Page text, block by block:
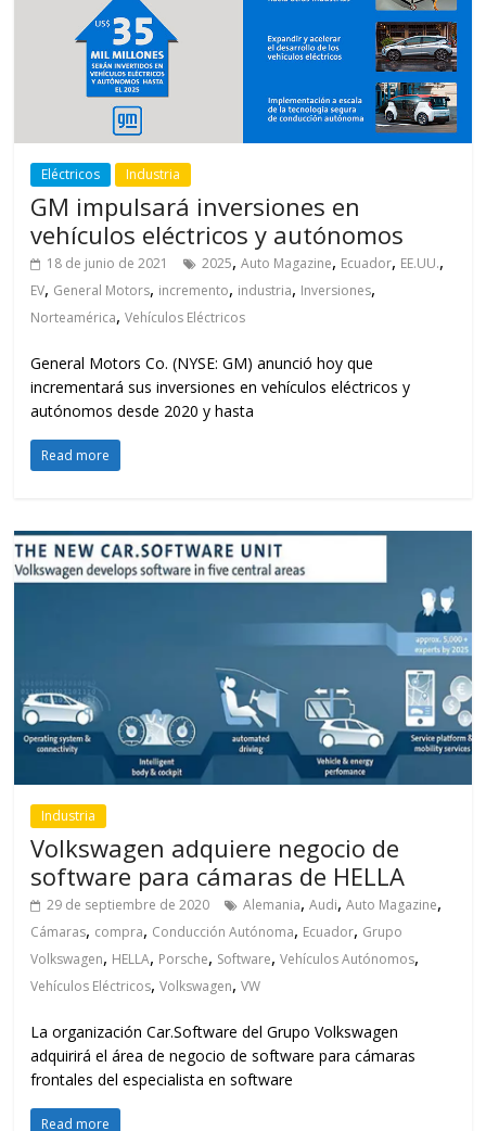
Eléctricos Industria
GM impulsará inversiones en
vehículos eléctricos y autónomos
18 de junio de 2021 2025,Auto Magazine, Ecuador, EE.UU.,
EV, General Motors, incremento, industria, Inversiones,
Norteamérica,Vehículos Eléctricos
General Motors Co. (NYSE: GM) anunció hoy que
incrementará sus inversiones en vehículos eléctricos y
autónomos desde 2020 y hasta
Read more
Industria
Volkswagen adquiere negocio de
software para cámaras de HELLA
29 de septiembre de 2020 Alemania,Audi,Auto Magazine,
Cámaras, compra, Conducción Autónoma, Ecuador, Grupo
Volkswagen, HELLA, Porsche, Software,Vehículos Autónomos,
Vehículos Eléctricos,Volkswagen,VW
La organización Car.Software del Grupo Volkswagen
adquirirá el área de negocio de software para cámaras
frontales del especialista en software
Read more